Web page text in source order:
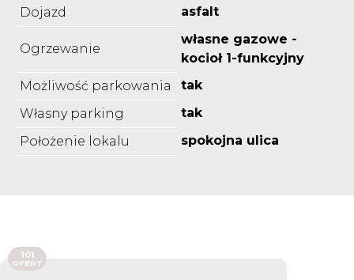
Dojazd
asfalt
Ogrzewanie
własne gazowe -
kocioł 1-funkcyjny
Możliwość parkowania
tak
Własny parking
tak
Położenie lokalu
spokojna ulica
101
OFERT